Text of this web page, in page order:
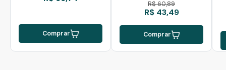
Comprar
R$ 60,89
R$ 43,49
Comprar